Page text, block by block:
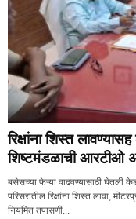
रिक्षांना शिस्त
शिष्टमंडळाची आरटीओ
बसेसच्या फेऱ्या वाढवण्यासाठी घेतली
परिसरातील रिक्षांना शिस्त लावा,
नियमित तपासणी...